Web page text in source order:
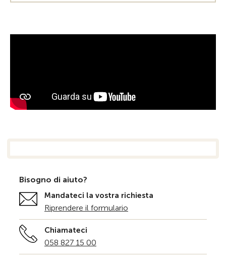
Bisogno di aiuto?
Mandateci la vostra richiesta
Riprendere il formulario
Chiamateci
058 827 15 00